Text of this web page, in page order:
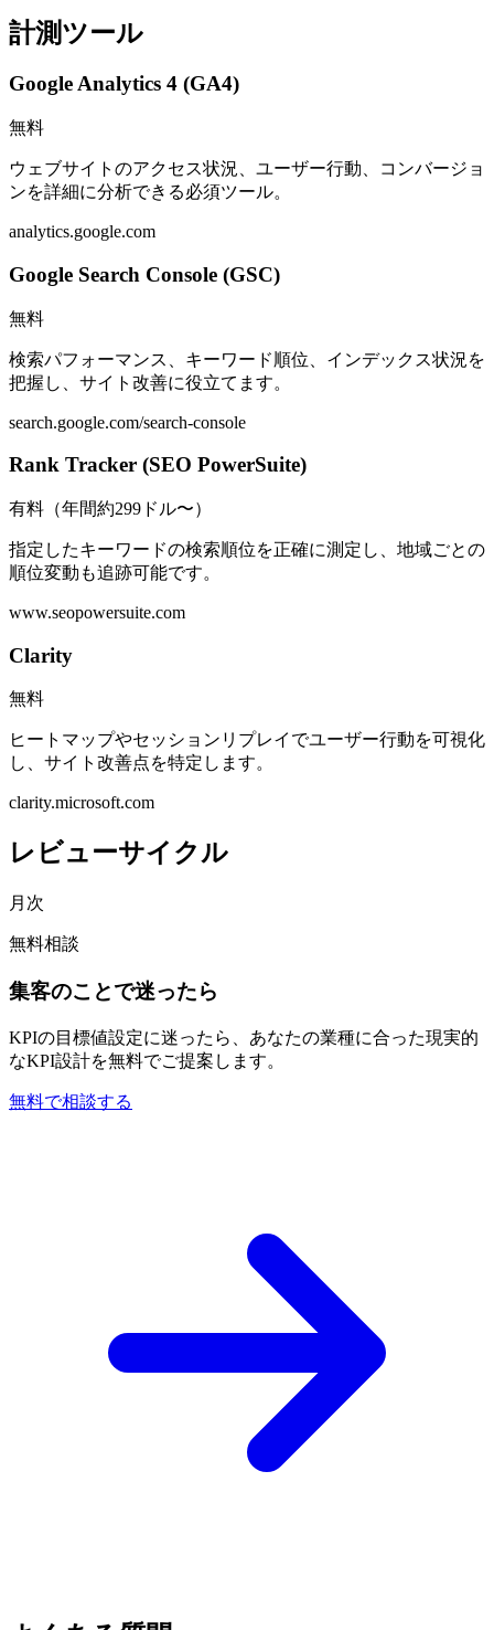
計測ツール
Google Analytics 4 (GA4)
無料
ウェブサイトのアクセス状況、ユーザー行動、コンバージョ
ンを詳細に分析できる必須ツール。
analytics.google.com
Google Search Console (GSC)
無料
検索パフォーマンス、キーワード順位、インデックス状況を
把握し、サイト改善に役立てます。
search.google.com/search-console
Rank Tracker (SEO PowerSuite)
有料（年間約299ドル〜）
指定したキーワードの検索順位を正確に測定し、地域ごとの
順位変動も追跡可能です。
www.seopowersuite.com
Clarity
無料
ヒートマップやセッションリプレイでユーザー行動を可視化
し、サイト改善点を特定します。
clarity.microsoft.com
レビューサイクル
月次
無料相談
集客のことで迷ったら
KPIの目標値設定に迷ったら、あなたの業種に合った現実的
なKPI設計を無料でご提案します。
無料で相談する